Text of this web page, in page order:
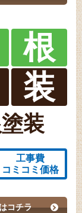
根
装
装
工事費
コミコミ価格
コチラ